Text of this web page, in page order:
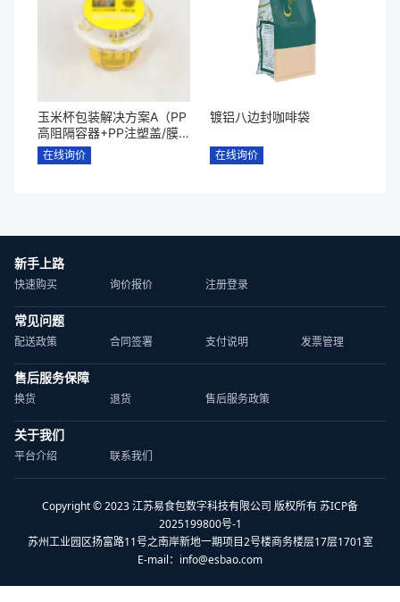
玉米杯包装解决方案A（PP
高阻隔容器+PP注塑盖/膜
内贴+PP勺子套装+收缩膜
标签+高阻隔耐高温易揭盖
在线询价
镀铝八边封咖啡袋
在线询价
新手上路
快速购买 询价报价 注册登录
常见问题
配送政策 合同签署 支付说明 发票管理
售后服务保障
换货 退货 售后服务政策
关于我们
平台介绍 联系我们
Copyright © 2023 江苏易食包数字科技有限公司 版权所有 苏ICP备
2025199800号-1
苏州工业园区扬富路11号之南岸新地一期项目2号楼商务楼层17层1701室
E-mail： info@esbao.com